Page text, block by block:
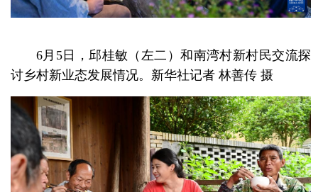
6月5日，邱桂敏（左二）和南湾村新村民交流探
讨乡村新业态发展情况。新华社记者 林善传 摄